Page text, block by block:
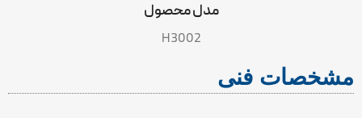
مدل محصول
H3002
مشخصات فنی